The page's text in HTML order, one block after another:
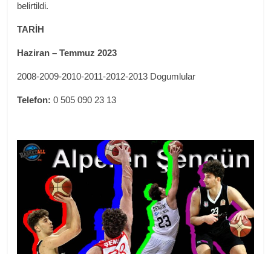
belirtildi.
TARİH
Haziran – Temmuz 2023
2008-2009-2010-2011-2012-2013 Dogumlular
Telefon:0 505 090 23 13